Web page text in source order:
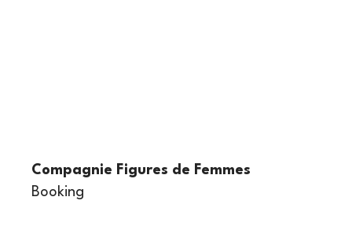
Compagnie Figures de Femmes
Booking